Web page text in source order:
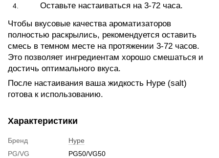
Оставьте настаиваться на 3-72 часа.
Чтобы вкусовые качества ароматизаторов
полностью раскрылись, рекомендуется оставить
смесь в темном месте на протяжении 3-72 часов.
Это позволяет ингредиентам хорошо смешаться и
достичь оптимального вкуса.
После настаивания ваша жидкость Hype (salt)
готова к использованию.
Характеристики
Бренд
Hype
PG/VG
PG50/VG50